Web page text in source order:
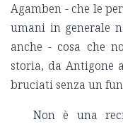
Agamben - che le
umani in generale
anche - cosa che
storia, da Antigone
bruciati senza un
Non è una